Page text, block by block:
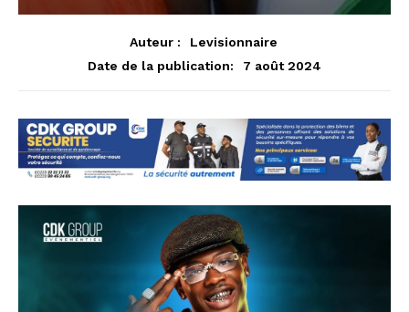
Auteur :
Levisionnaire
Date de la publication:
7 août 2024